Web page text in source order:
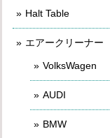
Halt Table
エアークリーナー
VolksWagen
AUDI
BMW